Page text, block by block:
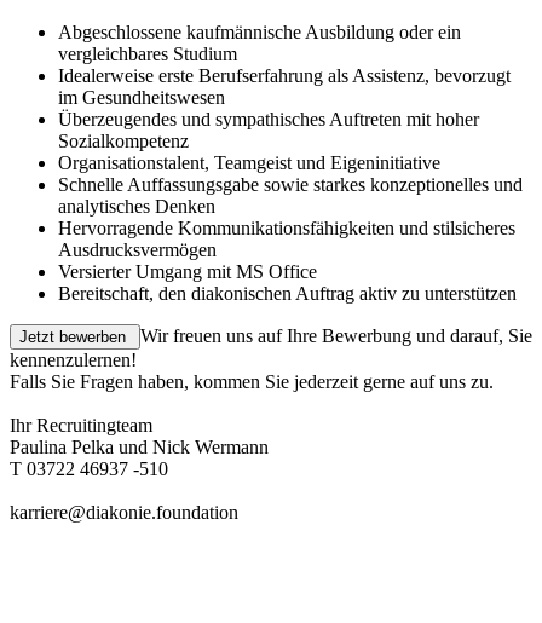
Abgeschlossene kaufmännische Ausbildung oder ein
vergleichbares Studium
Idealerweise erste Berufserfahrung als Assistenz, bevorzugt
im Gesundheitswesen
Überzeugendes und sympathisches Auftreten mit hoher
Sozialkompetenz
Organisationstalent, Teamgeist und Eigeninitiative
Schnelle Auffassungsgabe sowie starkes konzeptionelles und
analytisches Denken
Hervorragende Kommunikationsfähigkeiten und stilsicheres
Ausdrucksvermögen
Versierter Umgang mit MS Office
Bereitschaft, den diakonischen Auftrag aktiv zu unterstützen
Wir freuen uns auf Ihre Bewerbung und darauf, Sie
kennenzulernen!
Falls Sie Fragen haben, kommen Sie jederzeit gerne auf uns zu.
Ihr Recruitingteam
Paulina Pelka und Nick Wermann
T 03722 46937 -510
karriere@diakonie.foundation